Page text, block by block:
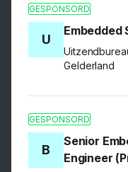
GESPONSORD
U
Embedded
Gelderland
GESPONSORD
B
Senior
Engineer